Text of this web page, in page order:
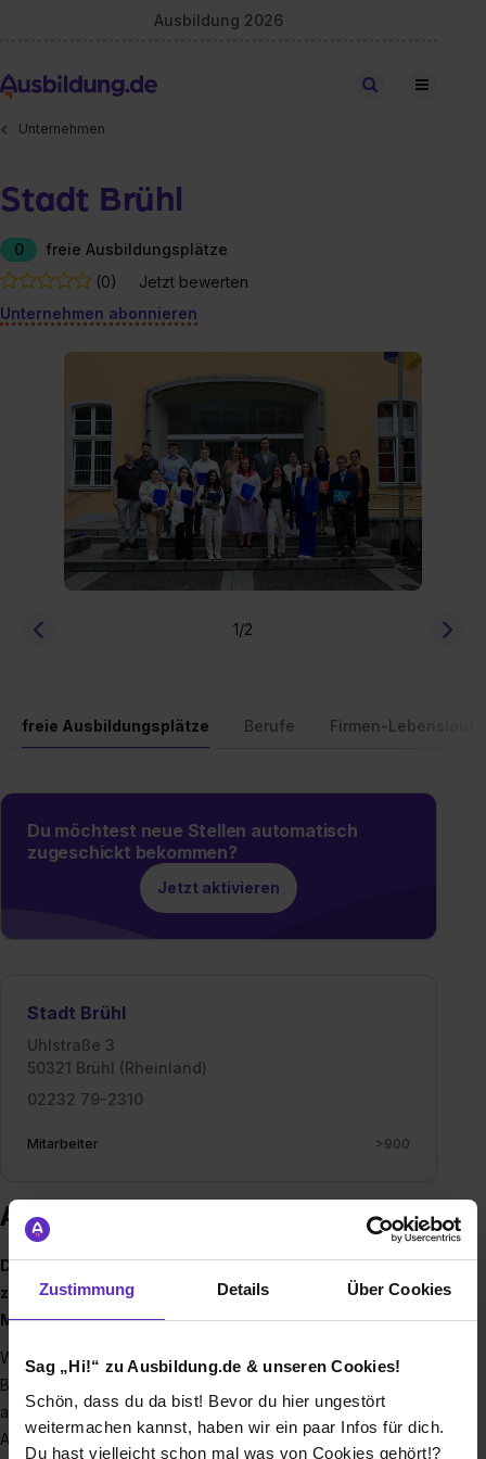
Zustimmung Details Über Cookies
Sag „Hi!“ zu Ausbildung.de & unseren Cookies!
Schön, dass du da bist! Bevor du hier ungestört
weitermachen kannst, haben wir ein paar Infos für dich.
Du hast vielleicht schon mal was von Cookies gehört!?
Ausbildung 2026
Stellen finden
Unternehmen
Stadt Brühl
0
freie Ausbildungsplätze
(0)
Jetzt bewerten
Unternehmen abonnieren
1/2
freie Ausbildungsplätze Berufe Firmen-Lebenslauf
Du möchtest neue Stellen automatisch
zugeschickt bekommen?
Jetzt aktivieren
Stadt Brühl
Uhlstraße 3
50321 Brühl (Rheinland)
02232 79-2310
Mitarbeiter >900
Ausbildung bei Stadt Brühl
Die Schlossstadt Brühl liegt in verkehrsgünstiger Lage
zwischen Köln und Bonn und beschäftigt über 900
Mitarbeiterinnen und Mitarbeiter.
Wir decken als modernes Dienstleistungsunternehmen im
Bereich der Daseinsvorsorge ein breites Aufgabenspektrum
ab. Innerhalb der vielfältigen kommunalen
Aufgabenbereiche – Recht und Ordnung, Bauen, Planen und